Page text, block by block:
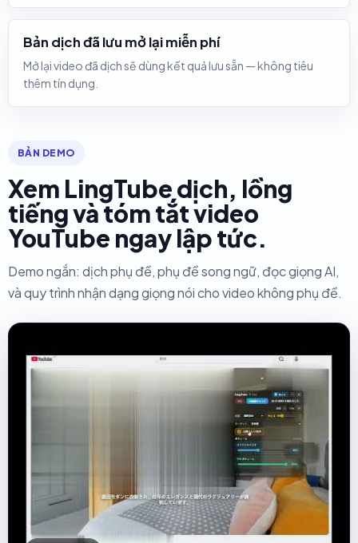
Bản dịch đã lưu mở lại miễn phí
Mở lại video đã dịch sẽ dùng kết quả lưu sẵn — không tiêu
thêm tín dụng.
BẢN DEMO
Xem LingTube dịch, lồng
tiếng và tóm tắt video
YouTube ngay lập tức.
Demo ngắn: dịch phụ đề, phụ đề song ngữ, đọc giọng AI,
và quy trình nhận dạng giọng nói cho video không phụ đề.